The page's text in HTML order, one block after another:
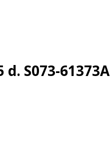
S073-61373A